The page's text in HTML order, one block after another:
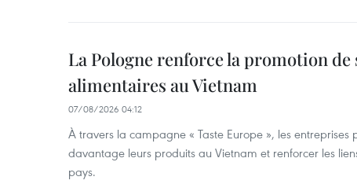
La Pologne renforce la promotion
alimentaires au Vietnam
07/08/2026 04:12
À travers la campagne « Taste Europe », les entreprises
davantage leurs produits au Vietnam et renforcer les
pays.